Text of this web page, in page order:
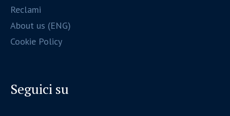
Reclami
About us (ENG)
Cookie Policy
Seguici su